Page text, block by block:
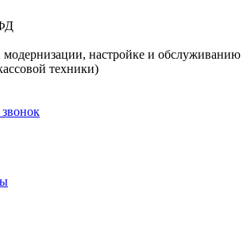
настройке и обслуживанию
техники)